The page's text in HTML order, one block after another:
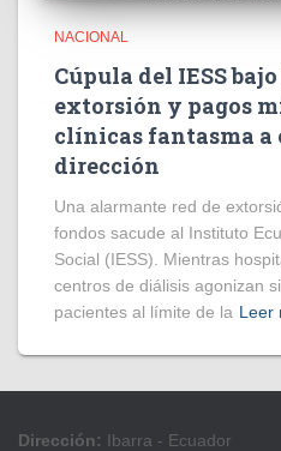
NACIONAL
Cúpula del IESS
extorsión y pagos
clínicas fantasma a
dirección
​Una alarmante red de
fondos sacude al Instituto
Social (IESS). Mientras
centros de diálisis agonizan
pacientes al límite de la Leer
Dirección: Ibarra - Ecuador